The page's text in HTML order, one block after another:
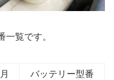
一覧です。
バッテリー型番